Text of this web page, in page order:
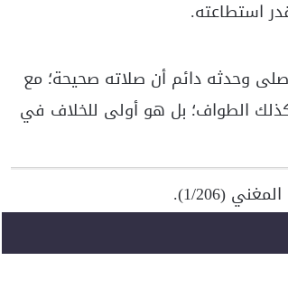
استطاعته.
وحدثه دائم أن صلاته صحيحة؛ مع
الطواف؛ بل هو أولى للخلاف في